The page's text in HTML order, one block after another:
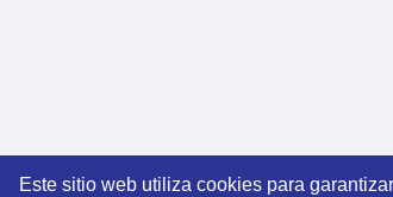
Este sitio web utiliza cookies para